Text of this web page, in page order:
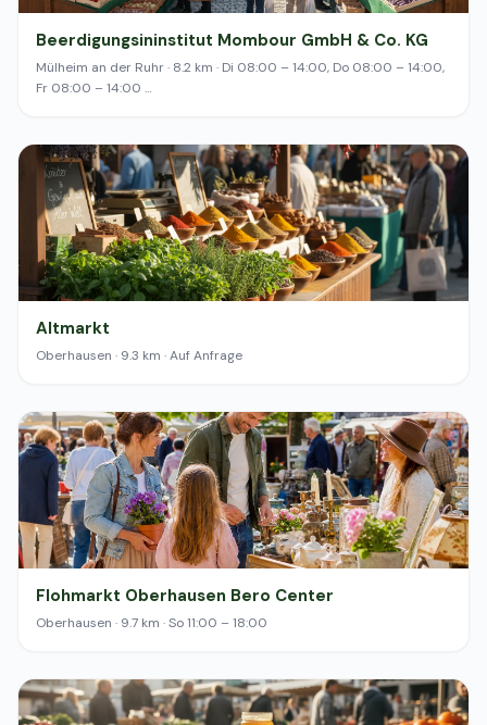
Beerdigungsininstitut Mombour GmbH & Co. KG
Mülheim an der Ruhr · 8.2 km · Di 08:00 – 14:00, Do 08:00 – 14:00,
Fr 08:00 – 14:00 …
Altmarkt
Oberhausen · 9.3 km · Auf Anfrage
Flohmarkt Oberhausen Bero Center
Oberhausen · 9.7 km · So 11:00 – 18:00